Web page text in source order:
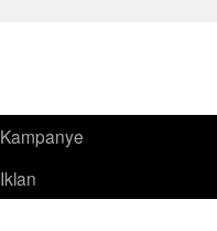
Kampanye
Iklan